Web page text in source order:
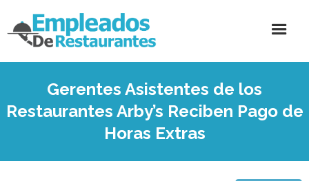
Gerentes Asistentes de los
Restaurantes Arby’s Reciben Pago de
Horas Extras